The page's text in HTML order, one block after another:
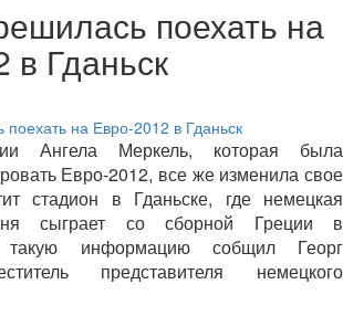
поехать на
в Гданьск
Ангела Меркель, которая была
Евро-2012, все же изменила свое
стадион в Гданьске, где немецкая
сыграет со сборной Греции в
такую информацию собщил Георг
представителя немецкого